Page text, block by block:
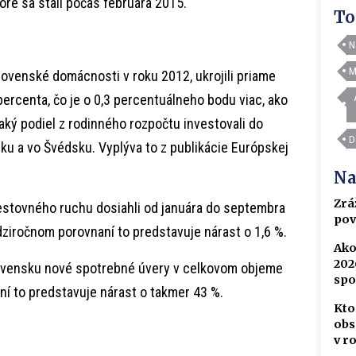
domácnosti v roku 2012, ukrojili priame
čo je o 0,3 percentuálneho bodu viac, ako
podiel z rodinného rozpočtu investovali do
a vo Švédsku. Vyplýva to z publikácie Európskej
ruchu dosiahli od januára do septembra
porovnaní to predstavuje nárast o 1,6 %.
nové spotrebné úvery v celkovom objeme
to predstavuje nárast o takmer 43 %.
v